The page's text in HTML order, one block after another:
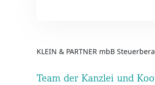
KLEIN & PARTNER mbB
Team der Kanzlei und